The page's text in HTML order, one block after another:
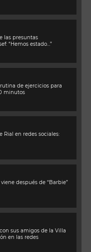
las presuntas
“Hemos estado…”
de ejercicios para
minutos
Rial en redes sociales:
después de “Barbie”
sus amigos de la Villa
en las redes